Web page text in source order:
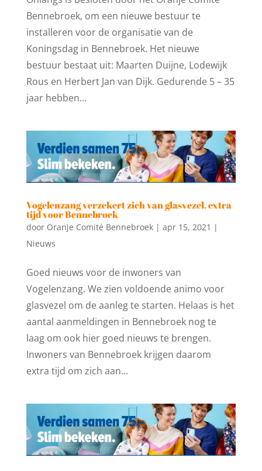
Bennebroek, om een nieuwe bestuur te
installeren voor de organisatie van de
Koningsdag in Bennebroek. Het nieuwe
bestuur bestaat uit: Maarten Duijne, Lodewijk
Rous en Herbert Jan van Dijk. Gedurende 5 – 35
jaar hebben...
Vogelenzang verzekert zich van glasvezel, extra
tijd voor Bennebroek
door Oranje Comité Bennebroek| apr 15, 2021 |
Nieuws
Goed nieuws voor de inwoners van
Vogelenzang. We zien voldoende animo voor
glasvezel om de aanleg te starten. Helaas is het
aantal aanmeldingen in Bennebroek nog te
laag om ook hier goed nieuws te brengen.
Inwoners van Bennebroek krijgen daarom
extra tijd om zich aan...